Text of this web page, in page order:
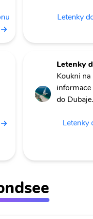
Letenky
Letenky
Koukni
informace
do Dubaje.
Letenky